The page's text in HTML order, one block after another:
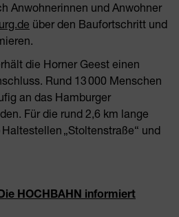
Anwohnerinnen und Anwohner
über den Baufortschritt und
die Horner Geest einen
Rund 13 000 Menschen
an das Hamburger
Für die rund 2,6 km lange
„Stoltenstraße“ und
HOCHBAHN informiert